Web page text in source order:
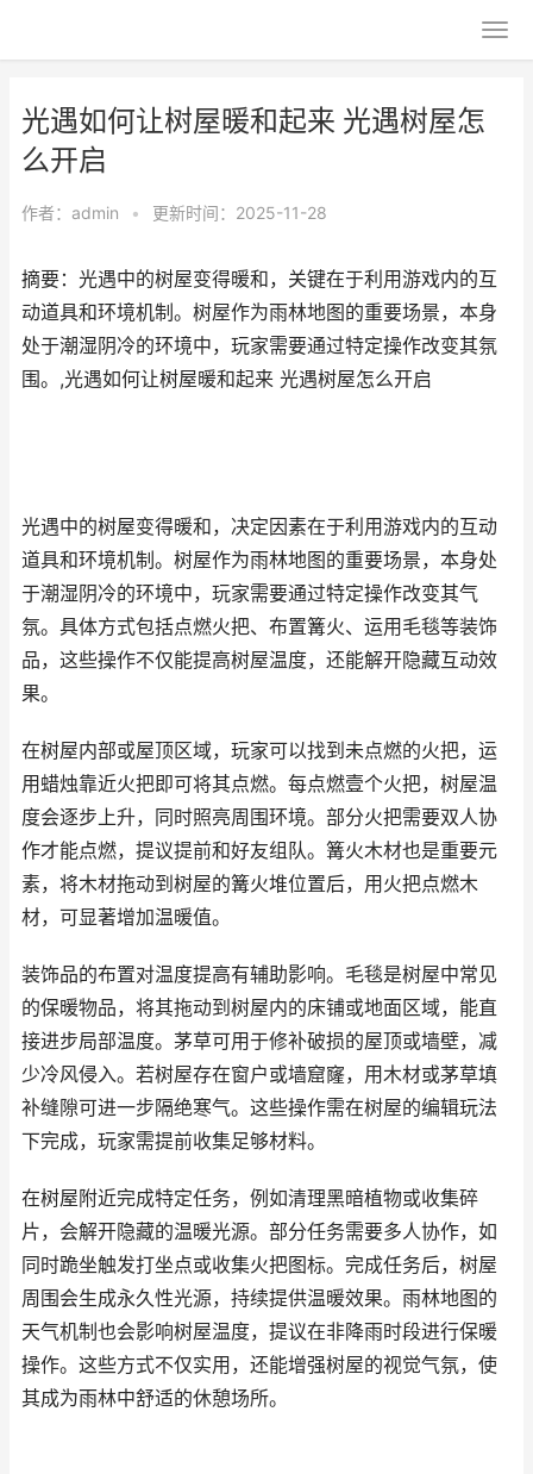
光遇如何让树屋暖和起来 光遇树屋怎
么开启
作者： admin • 更新时间：2025-11-28
摘要：光遇中的树屋变得暖和，关键在于利用游戏内的互
动道具和环境机制。树屋作为雨林地图的重要场景，本身
处于潮湿阴冷的环境中，玩家需要通过特定操作改变其氛
围。,光遇如何让树屋暖和起来 光遇树屋怎么开启
光遇中的树屋变得暖和，决定因素在于利用游戏内的互动
道具和环境机制。树屋作为雨林地图的重要场景，本身处
于潮湿阴冷的环境中，玩家需要通过特定操作改变其气
氛。具体方式包括点燃火把、布置篝火、运用毛毯等装饰
品，这些操作不仅能提高树屋温度，还能解开隐藏互动效
果。
在树屋内部或屋顶区域，玩家可以找到未点燃的火把，运
用蜡烛靠近火把即可将其点燃。每点燃壹个火把，树屋温
度会逐步上升，同时照亮周围环境。部分火把需要双人协
作才能点燃，提议提前和好友组队。篝火木材也是重要元
素，将木材拖动到树屋的篝火堆位置后，用火把点燃木
材，可显著增加温暖值。
装饰品的布置对温度提高有辅助影响。毛毯是树屋中常见
的保暖物品，将其拖动到树屋内的床铺或地面区域，能直
接进步局部温度。茅草可用于修补破损的屋顶或墙壁，减
少冷风侵入。若树屋存在窗户或墙窟窿，用木材或茅草填
补缝隙可进一步隔绝寒气。这些操作需在树屋的编辑玩法
下完成，玩家需提前收集足够材料。
在树屋附近完成特定任务，例如清理黑暗植物或收集碎
片，会解开隐藏的温暖光源。部分任务需要多人协作，如
同时跪坐触发打坐点或收集火把图标。完成任务后，树屋
周围会生成永久性光源，持续提供温暖效果。雨林地图的
天气机制也会影响树屋温度，提议在非降雨时段进行保暖
操作。这些方式不仅实用，还能增强树屋的视觉气氛，使
其成为雨林中舒适的休憩场所。